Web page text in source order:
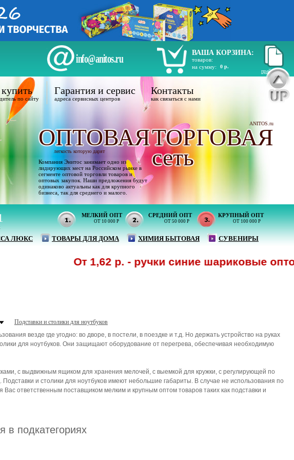
info@anitos.ru
ВАША КОРЗИНА:
товаров:
на сумму:
0 р.
прайс лист
МЕЛКИЙ ОПТ
ОТ 10 000 Р
СРЕДНИЙ ОПТ
ОТ 50 000 Р
КРУПНЫЙ ОПТ
ОТ 100 000 Р
ЛЮКС ТОВАРЫ ДЛЯ ДОМА ХИМИЯ БЫТОВАЯ СУВЕНИРЫ
по сайту
Гарантия и сервис
адреса сервисных центров
Контакты
как связаться с нами
ANITOS.ru
ОПТОВАЯТОРГОВАЯ
легкость которую дарят
Компания Энитос занимает одно из
лидирующих мест на Российском рынке в
сегменте оптовой торговли товаров и
оптовых закупок. Наши предложения будут
одинаково актуальны как для крупного
бизнеса, так для среднего и малого.
сеть
От 1,62 р. - ручки синие шариковые оптом!
Подставки и столики для ноутбуков
везде где угодно: во дворе, в постели, в поездке и т.д. Но держать устройство на руках
для ноутбуков. Они защищают оборудование от перегрева, обеспечивая необходимую
с выдвижным ящиком для хранения мелочей, с выемкой для кружки, с регулирующей по
и столики для ноутбуков имеют небольшие габариты. В случае не использования по
ответственным поставщиком мелким и крупным оптом товаров таких как подставки и
в подкатегориях